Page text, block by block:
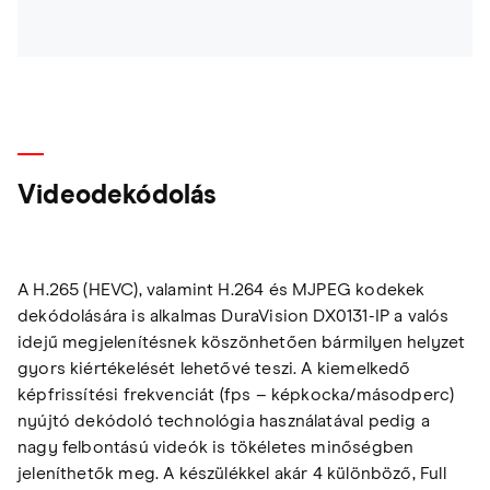
Videodekódolás
A H.265 (HEVC), valamint H.264 és MJPEG kodekek
dekódolására is alkalmas DuraVision DX0131-IP a valós
idejű megjelenítésnek köszönhetően bármilyen helyzet
gyors kiértékelését lehetővé teszi. A kiemelkedő
képfrissítési frekvenciát (fps – képkocka/másodperc)
nyújtó dekódoló technológia használatával pedig a
nagy felbontású videók is tökéletes minőségben
jeleníthetők meg. A készülékkel akár 4 különböző, Full